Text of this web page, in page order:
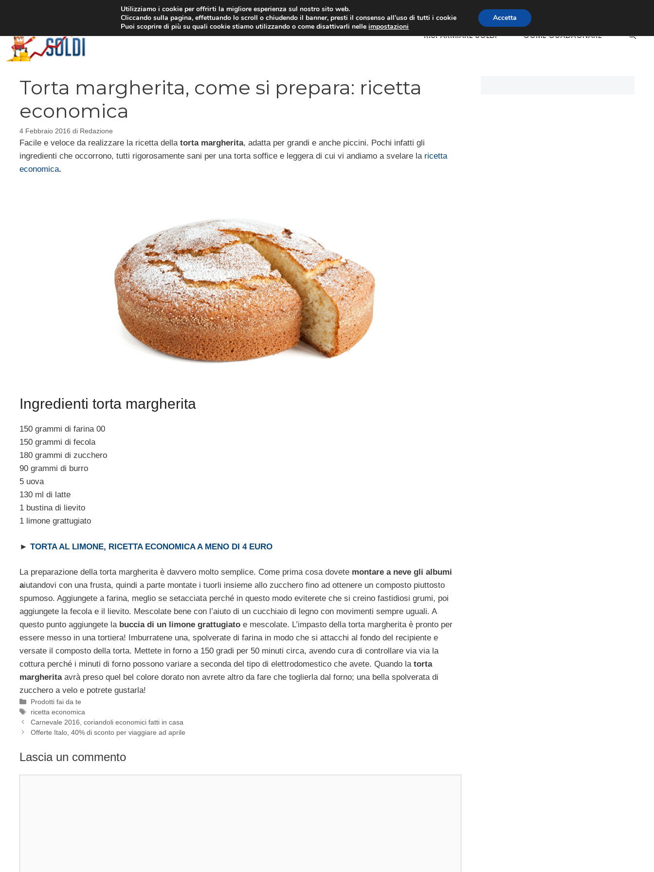
RISPARMIARE SOLDI COME GUADAGNARE
Torta margherita, come si prepara: ricetta
economica
4 Febbraio 2016 di Redazione
Facile e veloce da realizzare la ricetta dellatorta margherita, adatta per grandi e anche piccini. Pochi infatti gli
ingredienti che occorrono, tutti rigorosamente sani per una torta soffice e leggera di cui vi andiamo a svelare la ricetta
economica.
Ingredienti torta margherita
150 grammi di farina 00
150 grammi di fecola
180 grammi di zucchero
90 grammi di burro
5 uova
130 ml di latte
1 bustina di lievito
1 limone grattugiato
► TORTA AL LIMONE, RICETTA ECONOMICA A MENO DI 4 EURO
La preparazione della torta margherita è davvero molto semplice. Come prima cosa dovete montare a neve gli albumi
aiutandovi con una frusta, quindi a parte montate i tuorli insieme allo zucchero fino ad ottenere un composto piuttosto
spumoso. Aggiungete a farina, meglio se setacciata perché in questo modo eviterete che si creino fastidiosi grumi, poi
aggiungete la fecola e il lievito. Mescolate bene con l’aiuto di un cucchiaio di legno con movimenti sempre uguali. A
questo punto aggiungete la buccia di un limone grattugiato e mescolate. L’impasto della torta margherita è pronto per
essere messo in una tortiera! Imburratene una, spolverate di farina in modo che si attacchi al fondo del recipiente e
versate il composto della torta. Mettete in forno a 150 gradi per 50 minuti circa, avendo cura di controllare via via la
cottura perché i minuti di forno possono variare a seconda del tipo di elettrodomestico che avete. Quando latorta
margheritaavrà preso quel bel colore dorato non avrete altro da fare che toglierla dal forno; una bella spolverata di
zucchero a velo e potrete gustarla!
Categorie
Prodotti fai da te
Tag
ricetta economica
Carnevale 2016, coriandoli economici fatti in casa
Offerte Italo, 40% di sconto per viaggiare ad aprile
Lascia un commento
Utilizziamo i cookie per offrirti la migliore esperienza sul nostro sito web.
Cliccando sulla pagina, effettuando lo scroll o chiudendo il banner, presti il consenso all’uso di tutti i cookie
Puoi scoprire di più su quali cookie stiamo utilizzando o come disattivarli nelleimpostazioni
Accetta